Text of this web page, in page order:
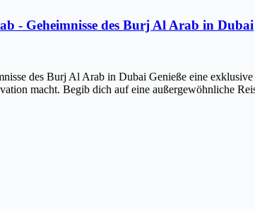
- Geheimnisse des Burj Al Arab in Dubai
des Burj Al Arab in Dubai Genieße eine
macht. Begib dich auf eine außergewöhnliche